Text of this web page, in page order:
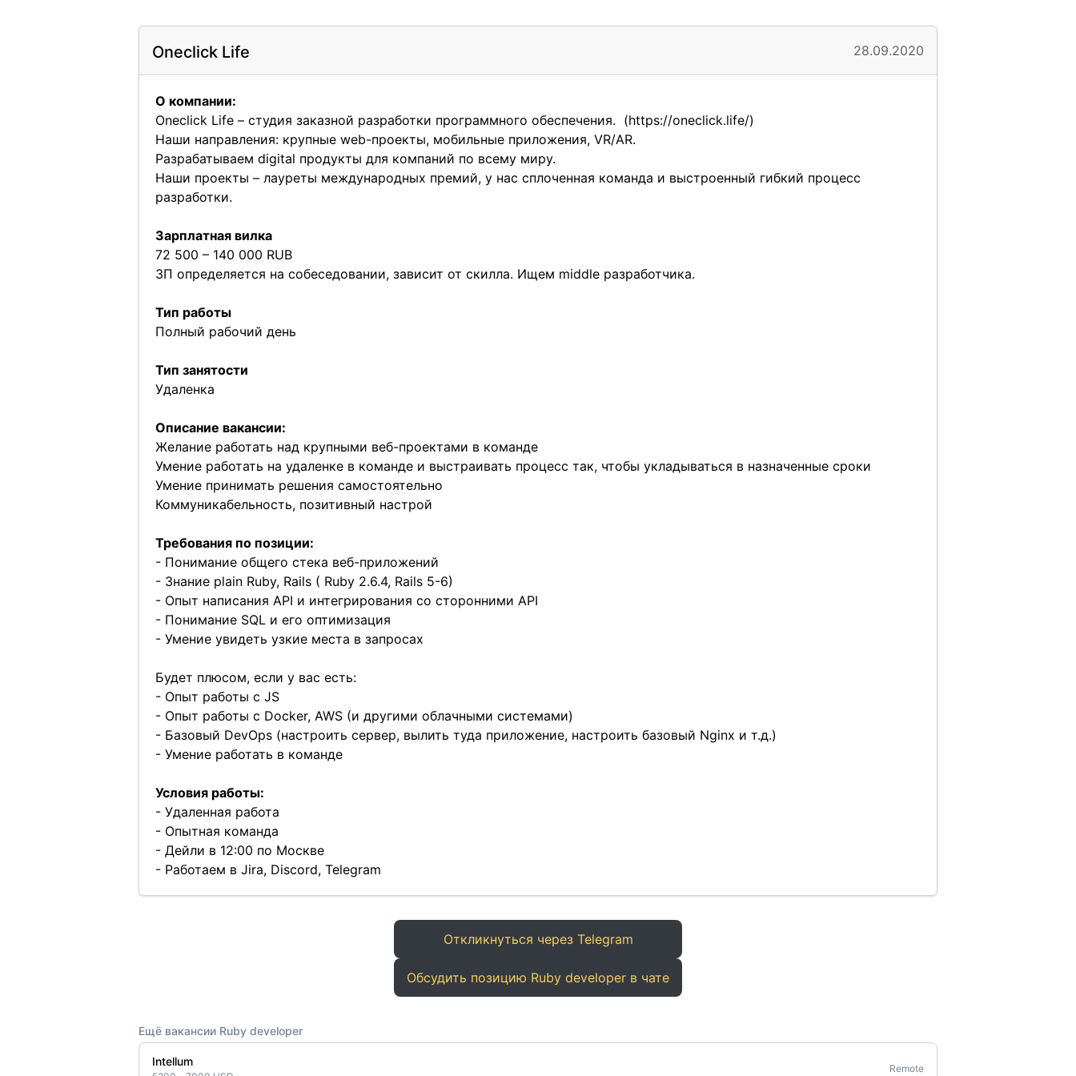
Oneclick Life 28.09.2020
О компании:
Oneclick Life – студия заказной разработки программного обеспечения. (https://oneclick.life/)
Наши направления: крупные web-проекты, мобильные приложения, VR/AR.
Разрабатываем digital продукты для компаний по всему миру.
Наши проекты – лауреты международных премий, у нас сплоченная команда и выстроенный гибкий процесс
разработки.
Зарплатная вилка
72 500 – 140 000 RUB
ЗП определяется на собеседовании, зависит от скилла. Ищем middle разработчика.
Тип работы
Полный рабочий день
Тип занятости
Удаленка
Описание вакансии:
Желание работать над крупными веб-проектами в команде
Умение работать на удаленке в команде и выстраивать процесс так, чтобы укладываться в назначенные сроки
Умение принимать решения самостоятельно
Коммуникабельность, позитивный настрой
Требования по позиции:
- Понимание общего стека веб-приложений
- Знание plain Ruby, Rails ( Ruby 2.6.4, Rails 5-6)
- Опыт написания API и интегрирования со сторонними API
- Понимание SQL и его оптимизация
- Умение увидеть узкие места в запросах
Будет плюсом, если у вас есть:
- Опыт работы с JS
- Опыт работы с Docker, AWS (и другими облачными системами)
- Базовый DevOps (настроить сервер, вылить туда приложение, настроить базовый Nginx и т.д.)
- Умение работать в команде
Условия работы:
- Удаленная работа
- Опытная команда
- Дейли в 12:00 по Москве
- Работаем в Jira, Discord, Telegram
Откликнуться через Telegram
Обсудить позицию Ruby developer в чате
Ещё вакансии Ruby developer
Intellum Remote